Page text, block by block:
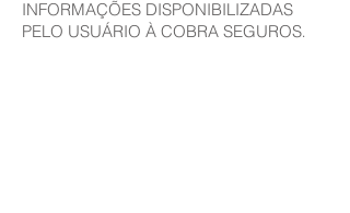
INFORMAÇÕES DISPONIBILIZADAS
PELO USUÁRIO À COBRA SEGUROS.